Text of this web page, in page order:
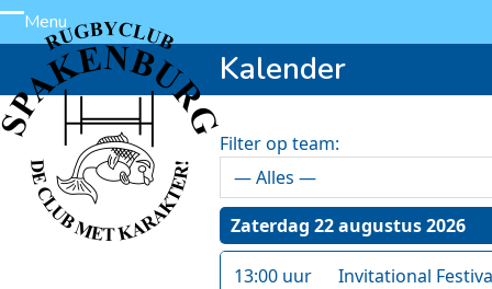
Skip
to
content
Menu
Open
mobile
menu
Close
mobile
menu
Kalender
Filter op team:
Zaterdag 22 augustus 2026
13:00 uur Invitational